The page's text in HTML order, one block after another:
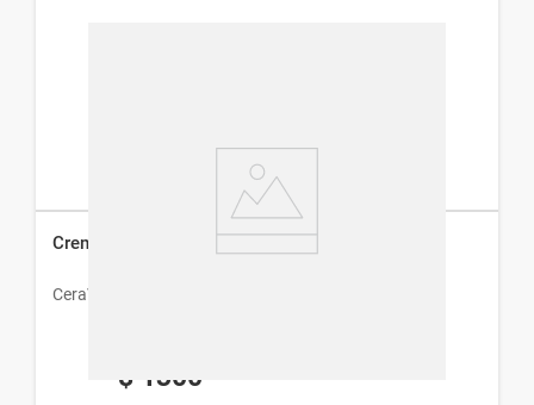
Crema Limpiadora CeraVe Hidratante x 473 ml
CeraVe
$ 1300